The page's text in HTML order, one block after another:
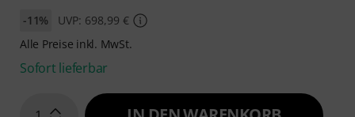
-11%
UVP: 698,99 €
Alle Preise inkl. MwSt.
Sofort lieferbar